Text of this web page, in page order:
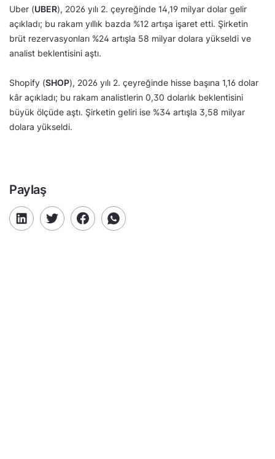
Uber (UBER), 2026 yılı 2. çeyreğinde 14,19 milyar dolar gelir
açıkladı; bu rakam yıllık bazda %12 artışa işaret etti. Şirketin
brüt rezervasyonları %24 artışla 58 milyar dolara yükseldi ve
analist beklentisini aştı.
Shopify (SHOP), 2026 yılı 2. çeyreğinde hisse başına 1,16 dolar
kâr açıkladı; bu rakam analistlerin 0,30 dolarlık beklentisini
büyük ölçüde aştı. Şirketin geliri ise %34 artışla 3,58 milyar
dolara yükseldi.
Paylaş